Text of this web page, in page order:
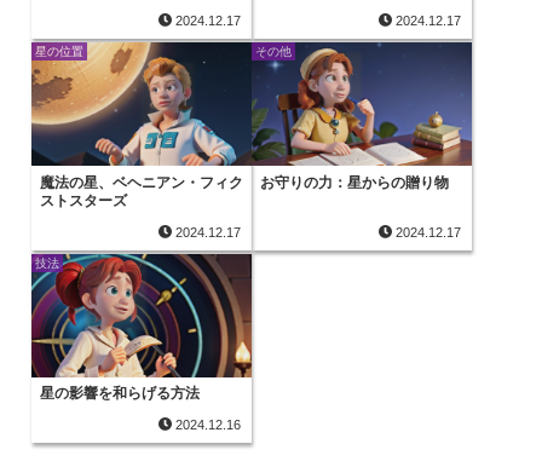
2024.12.17 2024.12.17
星の位置
魔法の星、ベヘニアン・フィク
ストスターズ
2024.12.17
その他
お守りの力：星からの贈り物
2024.12.17
技法
星の影響を和らげる方法
2024.12.16